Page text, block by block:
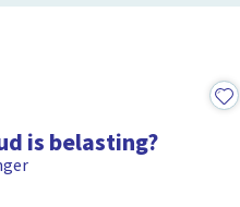
is belasting?